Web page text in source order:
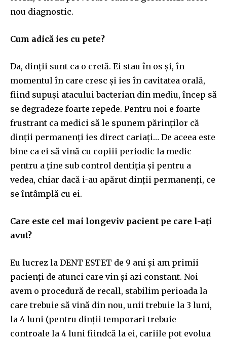
nou diagnostic.
Cum adică ies cu pete?
Da, dinții sunt ca o cretă. Ei stau în os și, în
momentul în care cresc și ies în cavitatea orală,
fiind supuși atacului bacterian din mediu, încep să
se degradeze foarte repede. Pentru noi e foarte
frustrant ca medici să le spunem părinților că
dinții permanenți ies direct cariați… De aceea este
bine ca ei să vină cu copiii periodic la medic
pentru a ține sub control dentiția și pentru a
vedea, chiar dacă i-au apărut dinții permanenți, ce
se întâmplă cu ei.
Care este cel mai longeviv pacient pe care l-ați
avut?
Eu lucrez la DENT ESTET de 9 ani și am primii
pacienți de atunci care vin și azi constant. Noi
avem o procedură de recall, stabilim perioada la
care trebuie să vină din nou, unii trebuie la 3 luni,
la 4 luni (pentru dinții temporari trebuie
controale la 4 luni fiindcă la ei, cariile pot evolua